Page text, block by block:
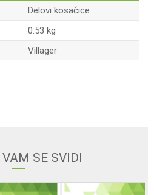
Delovi kosačice
0.53 kg
Villager
SE SVIDI